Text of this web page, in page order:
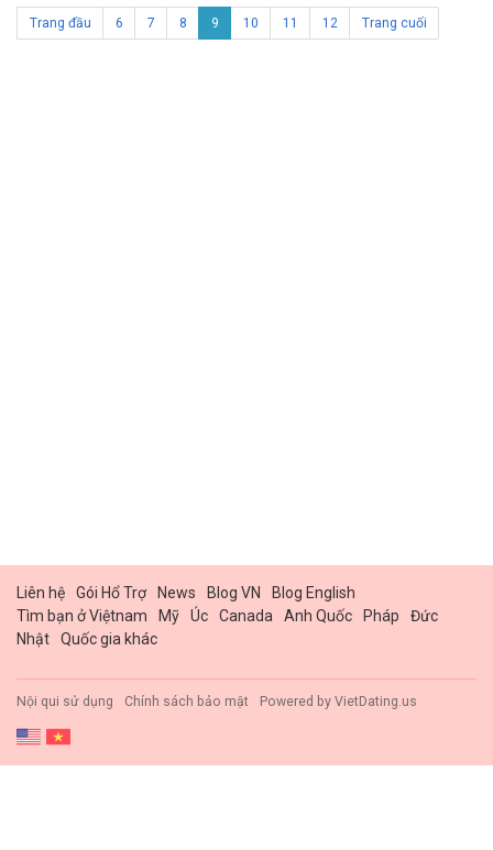
Trang đầu 6 7 8 9 10 11 12 Trang cuối
Liên hệ Gói Hổ Trợ News Blog VN
Blog English
Tìm bạn ở Việtnam
Mỹ Úc Canada Anh Quốc Pháp
Đức
Nhật
Quốc gia khác
Nội qui sử dụng Chính sách bảo mật Powered by VietDating.us